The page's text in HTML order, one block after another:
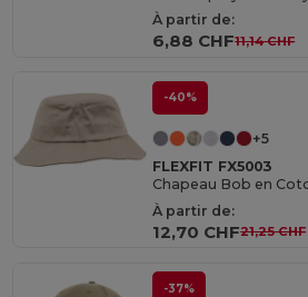
À partir de:
6,88 CHF11,14 CHF
-40%
+5
FLEXFIT FX5003
À partir de:
12,70 CHF21,25 CHF
-37%